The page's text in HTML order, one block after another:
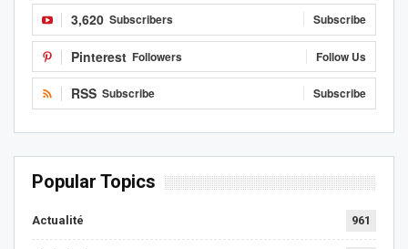
3,620 Subscribers Subscribe
Pinterest Followers Follow Us
RSS Subscribe Subscribe
Popular Topics
Actualité 961